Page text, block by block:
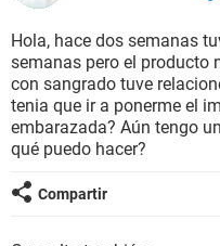
SEXUALIDAD
GLOSARIO
Hola, hace dos semanas
semanas pero el producto
con sangrado tuve
tenia que ir a ponerme el
embarazada? Aún tengo
qué puedo hacer?
Compartir